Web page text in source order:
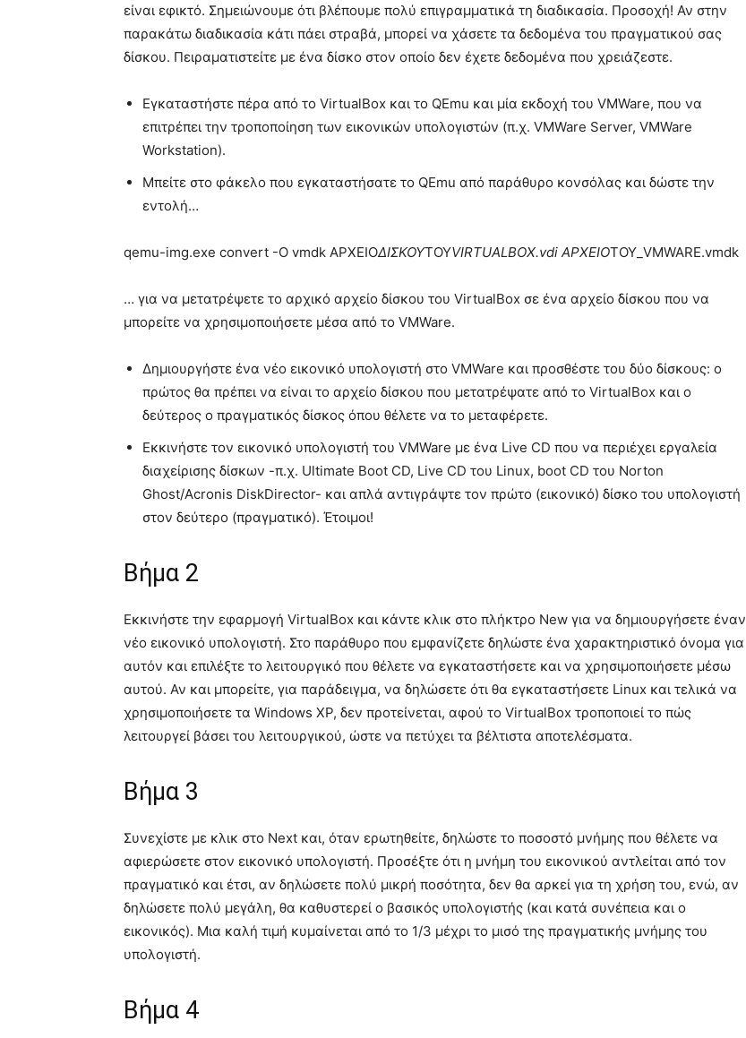
είναι εφικτό. Σημειώνουμε ότι βλέπουμε πολύ επιγραμματικά τη διαδικασία. Προσοχή! Αν στην
παρακάτω διαδικασία κάτι πάει στραβά, μπορεί να χάσετε τα δεδομένα του πραγματικού σας
δίσκου. Πειραματιστείτε με ένα δίσκο στον οποίο δεν έχετε δεδομένα που χρειάζεστε.
Εγκαταστήστε πέρα από το VirtualBox και το QEmu και μία εκδοχή του VMWare, που να
επιτρέπει την τροποποίηση των εικονικών υπολογιστών (π.χ. VMWare Server, VMWare
Workstation).
Μπείτε στο φάκελο που εγκαταστήσατε το QEmu από παράθυρο κονσόλας και δώστε την
εντολή…
qemu-img.exe convert -O vmdk ΑΡΧΕΙΟΔΙΣΚΟΥΤΟΥVIRTUALBOX.vdi ΑΡΧΕΙΟΤΟΥ_VMWARE.vmdk
… για να μετατρέψετε το αρχικό αρχείο δίσκου του VirtualBox σε ένα αρχείο δίσκου που να
μπορείτε να χρησιμοποιήσετε μέσα από το VMWare.
Δημιουργήστε ένα νέο εικονικό υπολογιστή στο VMWare και προσθέστε του δύο δίσκους: ο
πρώτος θα πρέπει να είναι το αρχείο δίσκου που μετατρέψατε από το VirtualBox και ο
δεύτερος ο πραγματικός δίσκος όπου θέλετε να το μεταφέρετε.
Εκκινήστε τον εικονικό υπολογιστή του VMWare με ένα Live CD που να περιέχει εργαλεία
διαχείρισης δίσκων -π.χ. Ultimate Boot CD, Live CD του Linux, boot CD του Norton
Ghost/Acronis DiskDirector- και απλά αντιγράψτε τον πρώτο (εικονικό) δίσκο του υπολογιστή
στον δεύτερο (πραγματικό). Έτοιμοι!
Βήμα 2
Εκκινήστε την εφαρμογή VirtualBox και κάντε κλικ στο πλήκτρο New για να δημιουργήσετε έναν
νέο εικονικό υπολογιστή. Στο παράθυρο που εμφανίζετε δηλώστε ένα χαρακτηριστικό όνομα για
αυτόν και επιλέξτε το λειτουργικό που θέλετε να εγκαταστήσετε και να χρησιμοποιήσετε μέσω
αυτού. Αν και μπορείτε, για παράδειγμα, να δηλώσετε ότι θα εγκαταστήσετε Linux και τελικά να
χρησιμοποιήσετε τα Windows XP, δεν προτείνεται, αφού το VirtualBox τροποποιεί το πώς
λειτουργεί βάσει του λειτουργικού, ώστε να πετύχει τα βέλτιστα αποτελέσματα.
Βήμα 3
Συνεχίστε με κλικ στο Next και, όταν ερωτηθείτε, δηλώστε το ποσοστό μνήμης που θέλετε να
αφιερώσετε στον εικονικό υπολογιστή. Προσέξτε ότι η μνήμη του εικονικού αντλείται από τον
πραγματικό και έτσι, αν δηλώσετε πολύ μικρή ποσότητα, δεν θα αρκεί για τη χρήση του, ενώ, αν
δηλώσετε πολύ μεγάλη, θα καθυστερεί ο βασικός υπολογιστής (και κατά συνέπεια και ο
εικονικός). Μια καλή τιμή κυμαίνεται από το 1/3 μέχρι το μισό της πραγματικής μνήμης του
υπολογιστή.
Βήμα 4